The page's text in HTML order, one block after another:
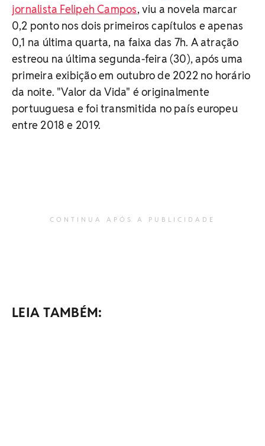
jornalista Felipeh Campos, viu a novela marcar
0,2 ponto nos dois primeiros capítulos e apenas
0,1 na última quarta, na faixa das 7h. A atração
estreou na última segunda-feira (30), após uma
primeira exibição em outubro de 2022 no horário
da noite. "Valor da Vida" é originalmente
portuuguesa e foi transmitida no país europeu
entre 2018 e 2019.
CONTINUA APÓS A PUBLICIDADE
LEIA TAMBÉM: